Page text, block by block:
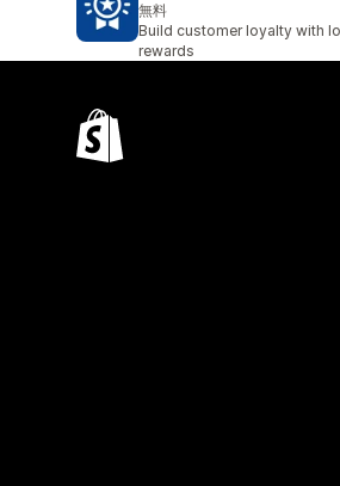
無料
Build customer loyalty with
rewards